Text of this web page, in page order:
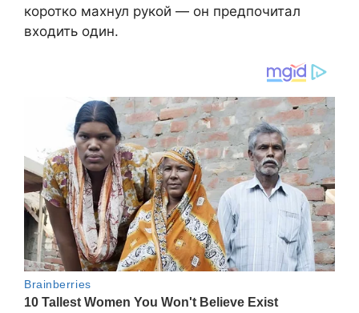
коротко махнул рукой — он предпочитал
входить один.